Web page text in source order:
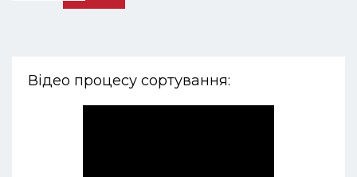
Відео процесу сортування: